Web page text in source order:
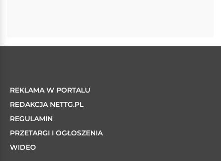
REKLAMA W PORTALU
REDAKCJA NETTG.PL
REGULAMIN
PRZETARGI I OGŁOSZENIA
WIDEO